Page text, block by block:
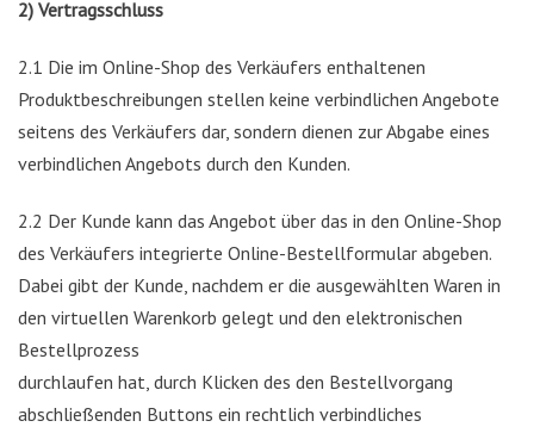
2) Vertragsschluss
2.1 Die im Online-Shop des Verkäufers enthaltenen
Produktbeschreibungen stellen keine verbindlichen Angebote
seitens des Verkäufers dar, sondern dienen zur Abgabe eines
verbindlichen Angebots durch den Kunden.
2.2 Der Kunde kann das Angebot über das in den Online-Shop
des Verkäufers integrierte Online-Bestellformular abgeben.
Dabei gibt der Kunde, nachdem er die ausgewählten Waren in
den virtuellen Warenkorb gelegt und den elektronischen
Bestellprozess
durchlaufen hat, durch Klicken des den Bestellvorgang
abschließenden Buttons ein rechtlich verbindliches